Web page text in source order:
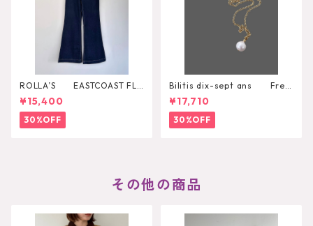
ROLLA’S EASTCOAST FLA
RE AVA
¥15,400
30%OFF
Bilitis dix-sept ans Fres
h Pearl Pendant
¥17,710
30%OFF
その他の商品